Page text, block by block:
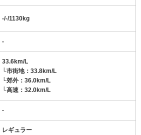
-/-/1130kg
-
33.6km/L
└市街地：33.8km/L
└郊外：36.0km/L
└高速：32.0km/L
-
レギュラー